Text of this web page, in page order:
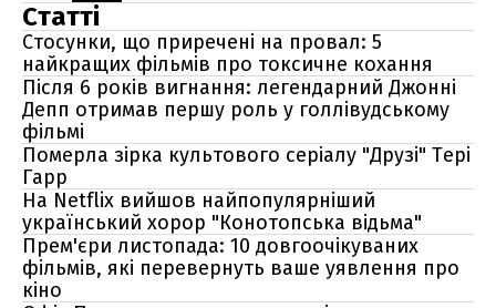
Статті
Стосунки, що приречені на провал: 5
найкращих фільмів про токсичне кохання
Після 6 років вигнання: легендарний Джонні
Депп отримав першу роль у голлівудському
фільмі
Померла зірка культового серіалу "Друзі" Тері
Гарр
На Netflix вийшов найпопулярніший
український хорор "Конотопська відьма"
Прем'єри листопада: 10 довгоочікуваних
фільмів, які перевернуть ваше уявлення про
кіно